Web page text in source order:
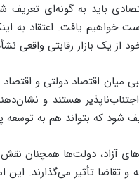
باید به گونه‌ای تعریف
خواهیم یافت. اعتقاد به
از یک بازار رقابتی واقعی
میان اقتصاد دولتی و
هستند و
شود که بتواند هم به
آزاد، دولت‌ها همچنان
و تقاضا تأثیر می‌گذارند.